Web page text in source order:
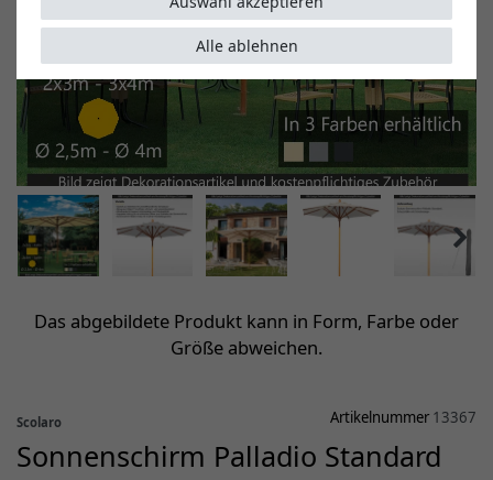
Das abgebildete Produkt kann in Form, Farbe oder
Größe abweichen.
Scolaro Artikelnummer 13367
Sonnenschirm Palladio Standard
Alle ablehnen